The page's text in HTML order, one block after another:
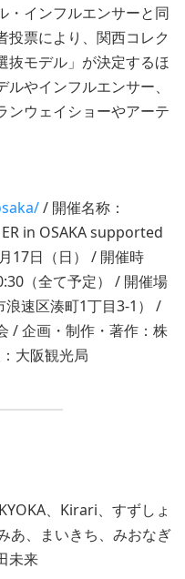
・インフルエンサーと同
投票により、関西コレク
抜モデル」が決定するほ
やインフルエンサー、
ンウェイショーやアーテ
/ 開催名称：
in OSAKA supported
17日（日） / 開催時
（全て予定） / 開催場
速区湊町1丁目3-1） /
/ 企画・制作・著作：株
大阪観光局
、Kirari、すずしょ
あ、まいきち、みおなぎ
未来